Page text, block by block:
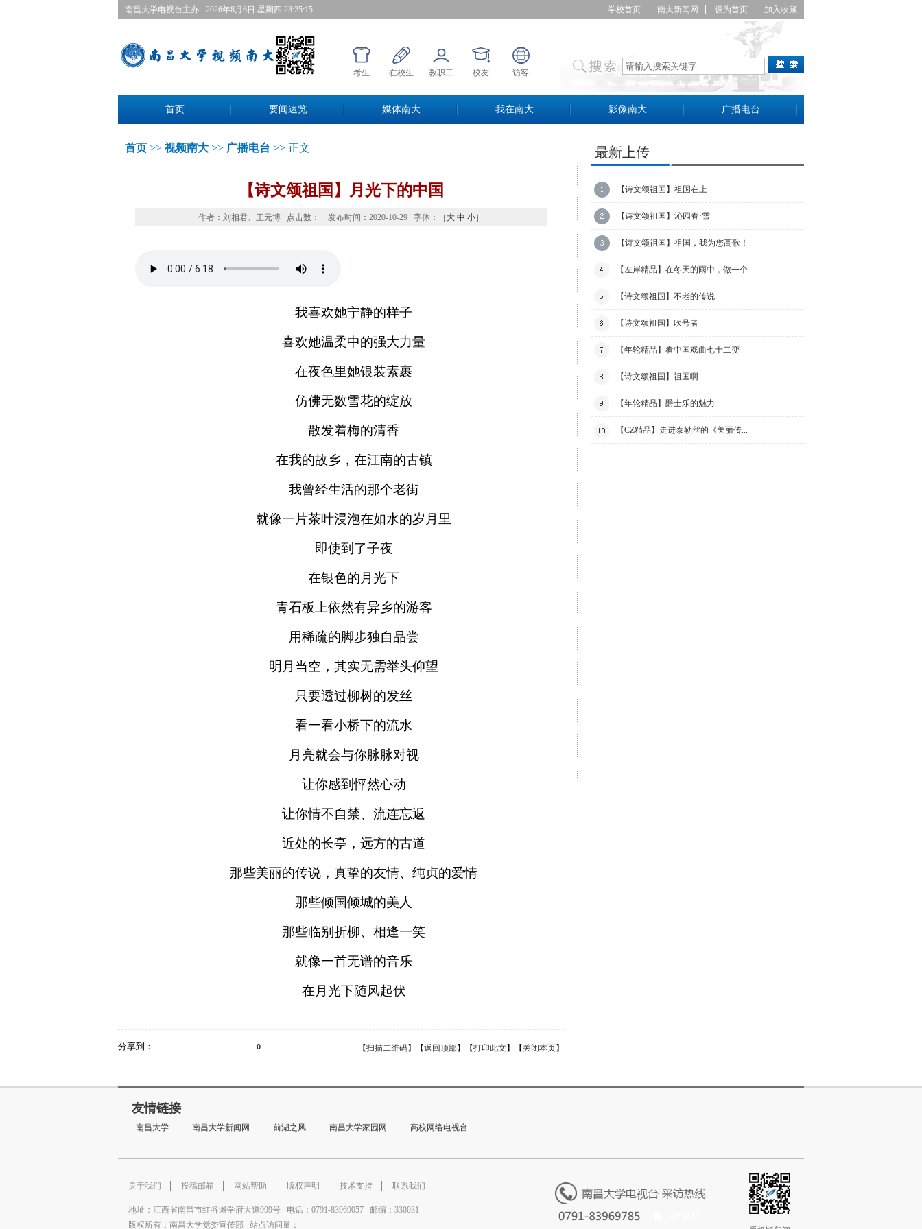
南昌大学电视台主办 2026年8月6日星期四 23:25:15 学校首页 南大新闻网 设为首页 加入收藏
考生 在校生 教职工 校友 访客
首页 要闻速览 媒体南大 我在南大 影像南大 广播电台
首页 >> 视频南大 >> 广播电台 >>正文
【诗文颂祖国】月光下的中国
作者：刘相君、王元博点击数： 发布时间：2020-10-29字体：［ 大 中 小］
我喜欢她宁静的样子
喜欢她温柔中的强大力量
在夜色里她银装素裹
仿佛无数雪花的绽放
散发着梅的清香
在我的故乡，在江南的古镇
我曾经生活的那个老街
就像一片茶叶浸泡在如水的岁月里
即使到了子夜
在银色的月光下
青石板上依然有异乡的游客
用稀疏的脚步独自品尝
明月当空，其实无需举头仰望
只要透过柳树的发丝
看一看小桥下的流水
月亮就会与你脉脉对视
让你感到怦然心动
让你情不自禁、流连忘返
近处的长亭，远方的古道
那些美丽的传说，真挚的友情、纯贞的爱情
那些倾国倾城的美人
那些临别折柳、相逢一笑
就像一首无谱的音乐
在月光下随风起伏
分享到： 0 【扫描二维码】【返回顶部】【打印此文 】【 关闭本页】
最新上传
【诗文颂祖国】祖国在上
【诗文颂祖国】沁园春·雪
【诗文颂祖国】祖国，我为您高歌！
【左岸精品】在冬天的雨中，做一个...
【诗文颂祖国】不老的传说
【诗文颂祖国】吹号者
【年轮精品】看中国戏曲七十二变
【诗文颂祖国】祖国啊
【年轮精品】爵士乐的魅力
【CZ精品】走进泰勒丝的《美丽传...
友情链接
南昌大学 南昌大学新闻网 前湖之风 南昌大学家园网 高校网络电视台
关于我们 投稿邮箱 网站帮助 版权声明 技术支持 联系我们
地址：江西省南昌市红谷滩学府大道999号电话：0791-83969057 邮编：330031
版权所有：南昌大学党委宣传部站点访问量：